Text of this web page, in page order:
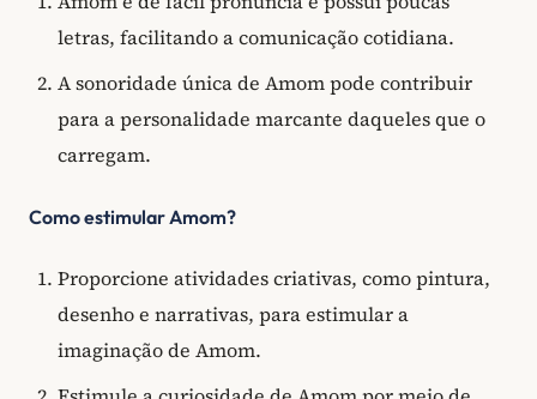
letras, facilitando a comunicação cotidiana.
A sonoridade única de Amom pode contribuir
para a personalidade marcante daqueles que o
carregam.
Como estimular Amom?
Proporcione atividades criativas, como pintura,
desenho e narrativas, para estimular a
imaginação de Amom.